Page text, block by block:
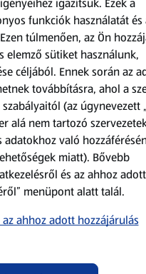
Amíg a készlet tart
XXL
PRIMANA
XXL Csirkemell
tenders, 1 kg
1 kg
(2 199,00 Ft/1 kg)
2 199,00 Ft
funkciók használatát és
túlmenően, az Ön
elemző sütiket használunk,
céljából. Ennek során az
továbbításra, ahol a
(az úgynevezett
alá nem tartozó
való
miatt). Bővebb
és az ahhoz adott
menüpont alatt talál.
ahhoz adott hozzájárulás